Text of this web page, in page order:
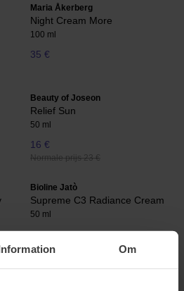
Om
Maria Åkerberg
Night Cream More
100 ml
35 €
Beauty of Joseon
Relief Sun
50 ml
16 €
Normale prijs 23 €
Bioline Jatò
Supreme C3 Radiance Cream
50 ml
93 €